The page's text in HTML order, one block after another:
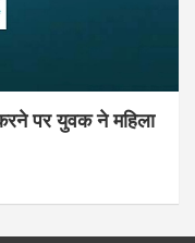
पर युवक ने महिला